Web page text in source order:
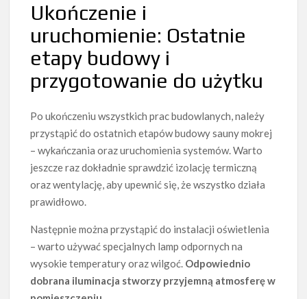
Ukończenie i
uruchomienie: Ostatnie
etapy budowy i
przygotowanie do użytku
Po ukończeniu wszystkich prac budowlanych, należy
przystąpić do ostatnich etapów budowy sauny mokrej
– wykańczania oraz uruchomienia systemów. Warto
jeszcze raz dokładnie sprawdzić izolację termiczną
oraz wentylację, aby upewnić się, że wszystko działa
prawidłowo.
Następnie można przystąpić do instalacji oświetlenia
– warto używać specjalnych lamp odpornych na
wysokie temperatury oraz wilgoć. Odpowiednio
dobrana iluminacja stworzy przyjemną atmosferę w